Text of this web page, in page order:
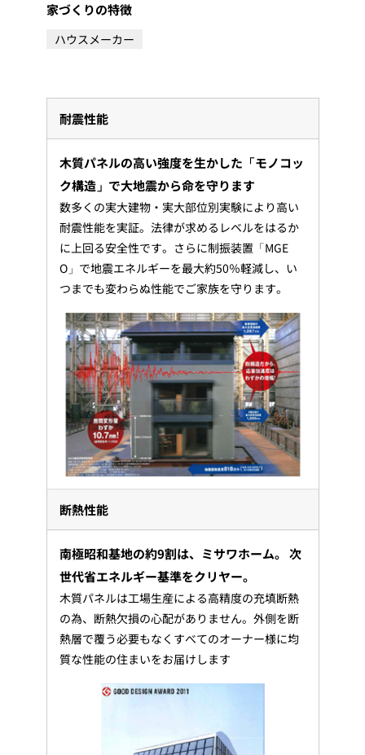
家づくりの特徴
ハウスメーカー
耐震性能
木質パネルの高い強度を生かした「モノコッ
ク構造」で大地震から命を守ります
数多くの実大建物・実大部位別実験により高い
耐震性能を実証。法律が求めるレベルをはるか
に上回る安全性です。さらに制振装置「MGE
O」で地震エネルギーを最大約50％軽減し、い
つまでも変わらぬ性能でご家族を守ります。
断熱性能
南極昭和基地の約9割は、ミサワホーム。 次
世代省エネルギー基準をクリヤー。
木質パネルは工場生産による高精度の充填断熱
の為、断熱欠損の心配がありません。外側を断
熱層で覆う必要もなくすべてのオーナー様に均
質な性能の住まいをお届けします